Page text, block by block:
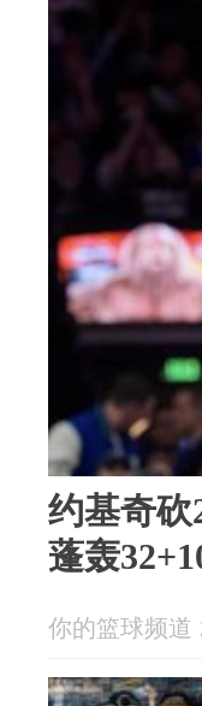
约基奇砍
蓬轰
你的篮球频道